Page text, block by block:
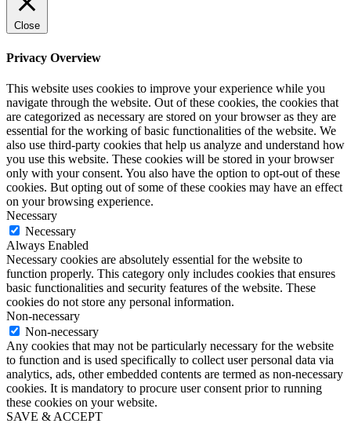
Close
Privacy Overview
This website uses cookies to improve your experience while you
navigate through the website. Out of these cookies, the cookies that
are categorized as necessary are stored on your browser as they are
essential for the working of basic functionalities of the website. We
also use third-party cookies that help us analyze and understand how
you use this website. These cookies will be stored in your browser
only with your consent. You also have the option to opt-out of these
cookies. But opting out of some of these cookies may have an effect
on your browsing experience.
Necessary
Necessary
Always Enabled
Necessary cookies are absolutely essential for the website to
function properly. This category only includes cookies that ensures
basic functionalities and security features of the website. These
cookies do not store any personal information.
Non-necessary
Non-necessary
Any cookies that may not be particularly necessary for the website
to function and is used specifically to collect user personal data via
analytics, ads, other embedded contents are termed as non-necessary
cookies. It is mandatory to procure user consent prior to running
these cookies on your website.
SAVE & ACCEPT